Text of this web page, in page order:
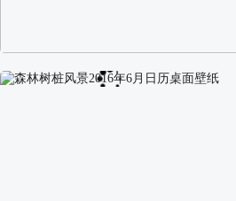
阿尔卑斯山区自然风景壁纸